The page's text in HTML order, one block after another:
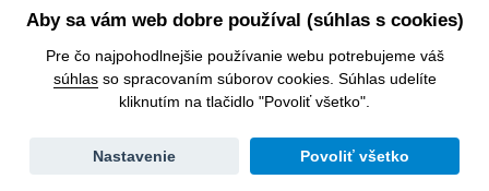
Chcete sa
Zmena
dátumu
Aby sa vám web dobre používal (súhlas s cookies)
Pre čo najpohodlnejšie používanie webu potrebujeme váš
súhlasso spracovaním súborov cookies. Súhlas udelíte
kliknutím na tlačidlo "Povoliť všetko".
Povoliť všetko
Nastavenie